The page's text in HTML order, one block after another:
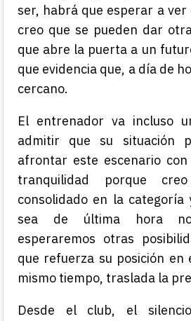
ser, habrá que esperar a
creo que se pueden dar
que abre la puerta a un
que evidencia que, a día de
cercano.
El entrenador va incluso
admitir que su situación
afrontar este escenario
tranquilidad porque
consolidado en la
sea de última hora
esperaremos otras
que refuerza su posición en
mismo tiempo, traslada la
Desde el club, el